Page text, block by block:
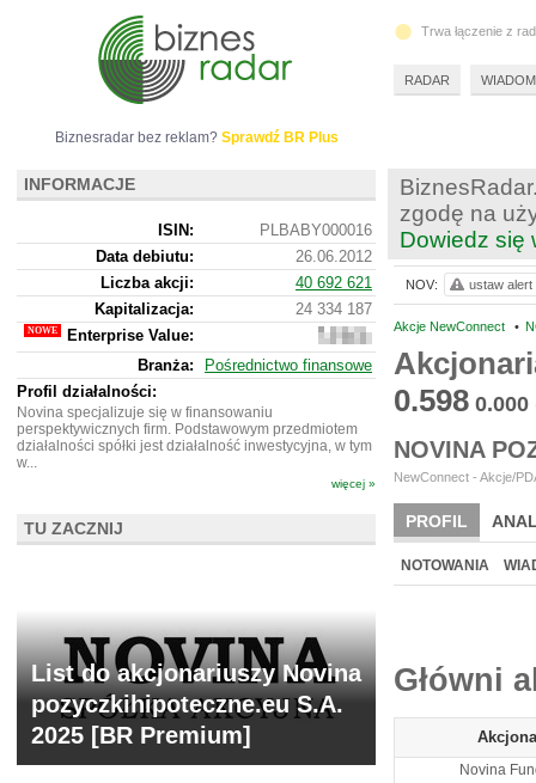
zgodę na
Dowiedz się
Akcje NewConnect •
0.598 0.000
NOVINA
NewConnect - Akcje/
PROFIL
BR LAB
NOTOWANIA
Główni
Novina
NOV: ustaw alert
Biznesradar bez reklam? Sprawdź BR Plus
INFORMACJE
ISIN:
PLBABY000016
Data debiutu:
26.06.2012
Liczba akcji:
40 692 621
Kapitalizacja:
24 334 187
Enterprise Value:
24
777
187
Branża:
Pośrednictwo finansowe
Profil działalności:
Novina specjalizuje się w finansowaniu
perspektywicznych firm. Podstawowym przedmiotem
działalności spółki jest działalność inwestycyjna, w tym
w...
więcej »
TU ZACZNIJ
List do akcjonariuszy Novina
pozyczkihipoteczne.eu S.A.
2025 [BR Premium]
Trwa łączenie z
RADAR